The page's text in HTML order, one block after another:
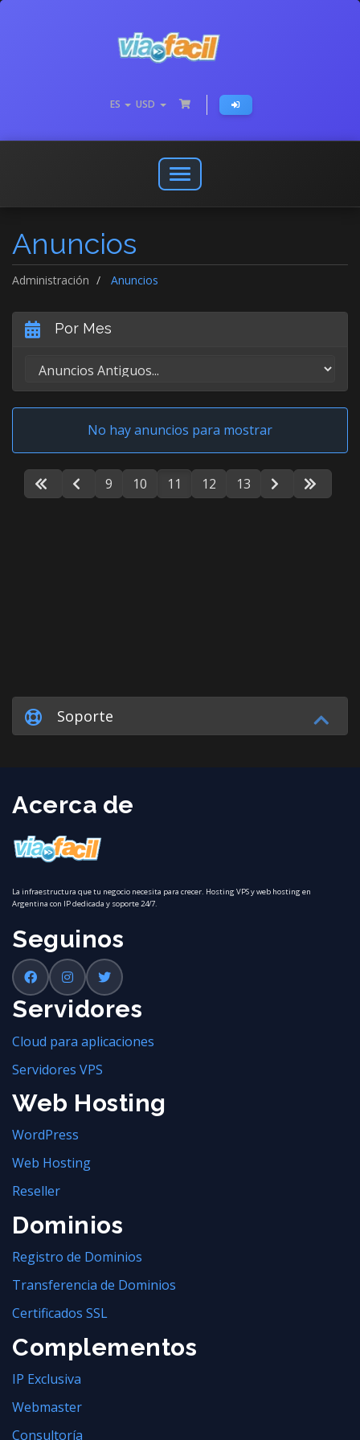
ES USD
Abrir
o
Anuncios
Administración Anuncios
Por Mes
No hay anuncios para mostrar
9 10 11 12 13
Soporte
Acerca de
La infraestructura que tu negocio necesita para crecer. Hosting VPS y web hosting en
Argentina con IP dedicada y soporte 24/7.
Seguinos
Servidores
Cloud para aplicaciones
Servidores VPS
Web Hosting
WordPress
Web Hosting
Reseller
Dominios
Registro de Dominios
Transferencia de Dominios
Certificados SSL
Complementos
IP Exclusiva
Webmaster
Consultoría